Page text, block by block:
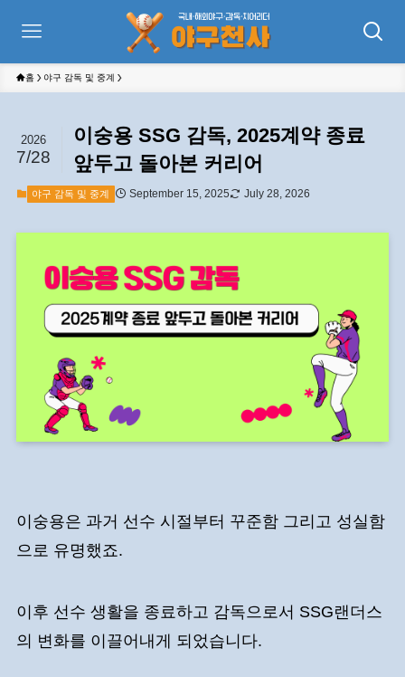
홈 야구 감독 및 중계
이숭용 SSG 감독, 2025계약 종료
앞두고 돌아본 커리어
2026
7/28
야구 감독 및 중계 September 15, 2025 July 28, 2026
이숭용은 과거 선수 시절부터 꾸준함 그리고 성실함
으로 유명했죠.
이후 선수 생활을 종료하고 감독으로서 SSG랜더스
의 변화를 이끌어내게 되었습니다.